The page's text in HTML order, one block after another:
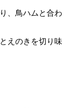
ムと合わ
えのきを切り味